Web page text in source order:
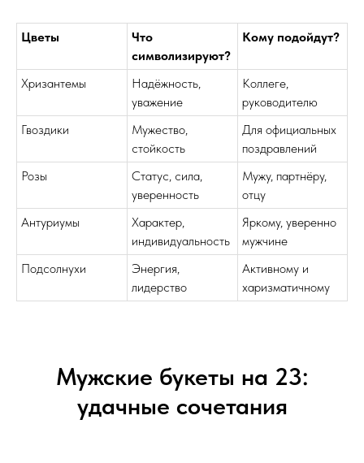
Цветы
Что
символизируют?
Кому подойдут?
Хризантемы
Надёжность,
уважение
Коллеге,
руководителю
Гвоздики
Мужество,
стойкость
Для официальных
поздравлений
Розы
Статус, сила,
уверенность
Мужу, партнёру,
отцу
Антуриумы
Характер,
индивидуальность
Яркому, уверенно
мужчине
Подсолнухи
Энергия,
лидерство
Активному и
харизматичному
Мужские букеты на 23:
удачные сочетания